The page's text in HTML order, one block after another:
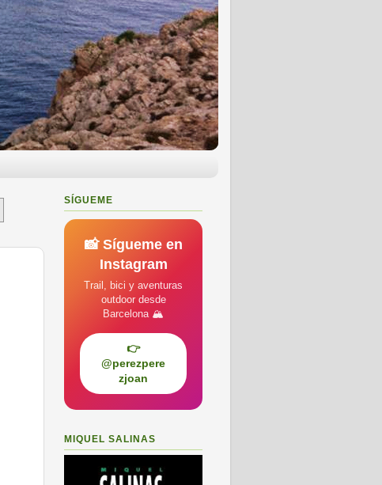
SÍGUEME
📸 Sígueme en
Instagram
Trail, bici y aventuras
outdoor desde
Barcelona 🏔️
👉
@perezpere
zjoan
MIQUEL SALINAS